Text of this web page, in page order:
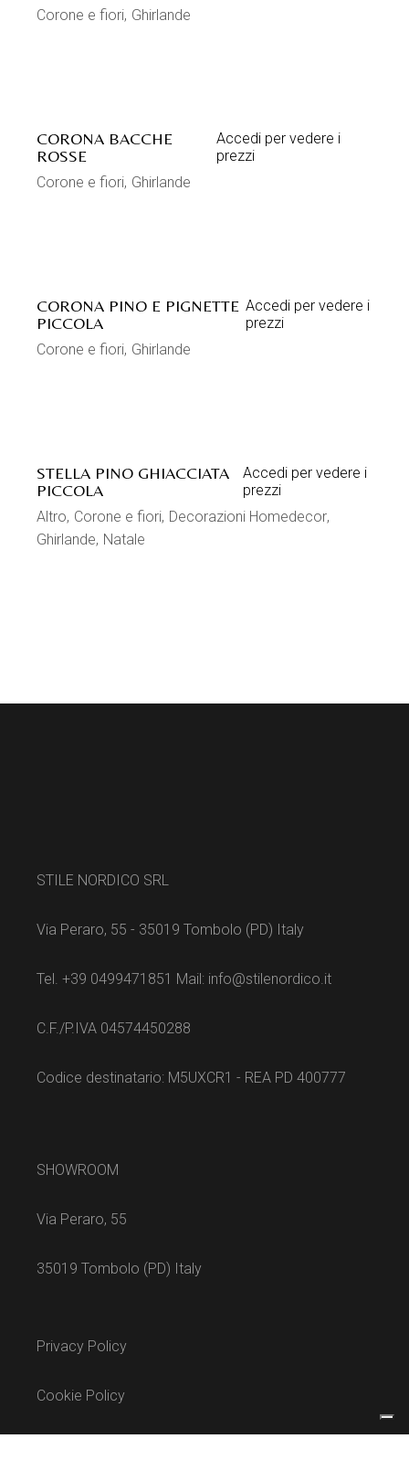
Corone e fiori Ghirlande
CORONA BACCHE
ROSSE
Accedi per vedere i
prezzi
Corone e fiori Ghirlande
CORONA PINO E PIGNETTE
PICCOLA
Accedi per vedere i
prezzi
Corone e fiori Ghirlande
STELLA PINO GHIACCIATA
PICCOLA
Accedi per vedere i
prezzi
Altro Corone e fiori Decorazioni Homedecor
Ghirlande Natale
STILE NORDICO SRL
Via Peraro, 55 - 35019 Tombolo (PD) Italy
Tel. +39 0499471851 Mail: info@stilenordico.it
C.F./P.IVA 04574450288
Codice destinatario: M5UXCR1 - REA PD 400777
SHOWROOM
Via Peraro, 55
35019 Tombolo (PD) Italy
Privacy Policy
Cookie Policy